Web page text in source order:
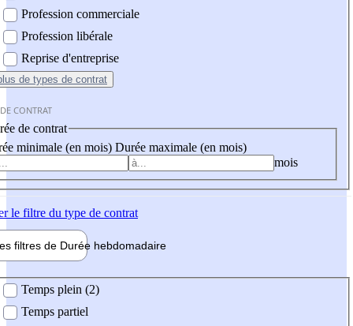
Profession commerciale
Profession libérale
Reprise d'entreprise
de types de contrat
CONTRAT
de contrat
minimale (en mois) Durée maximale (en mois)
mois
le filtre du type de contrat
filtres de Durée hebdomadaire
Temps plein (2)
Temps partiel